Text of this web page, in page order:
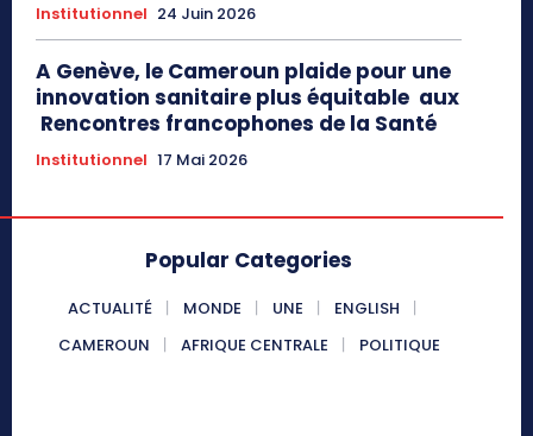
Institutionnel 24 Juin 2026
A Genève, le Cameroun plaide pour une
innovation sanitaire plus équitable aux
Rencontres francophones de la Santé
Institutionnel 17 Mai 2026
Popular Categories
ACTUALITÉ MONDE UNE
ENGLISH
CAMEROUN
AFRIQUE CENTRALE POLITIQUE